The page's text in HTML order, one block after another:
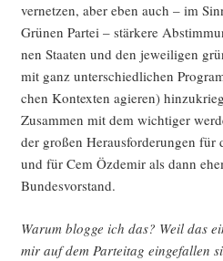
ver­net­zen, aber eben auch – im
Grü­nen Par­tei – stär­ke­re
nen Staa­ten und den jewei­li­gen
mit ganz unter­schied­li­chen
chen Kon­tex­ten agie­ren)
Zusam­men mit dem wich­ti­ger
der gro­ßen Her­aus­for­de­run­gen
und für Cem Özd­emir als dann
Bundesvorstand.
War­um blog­ge ich das? Weil das
mir auf dem Par­tei­tag ein­ge­fal­len